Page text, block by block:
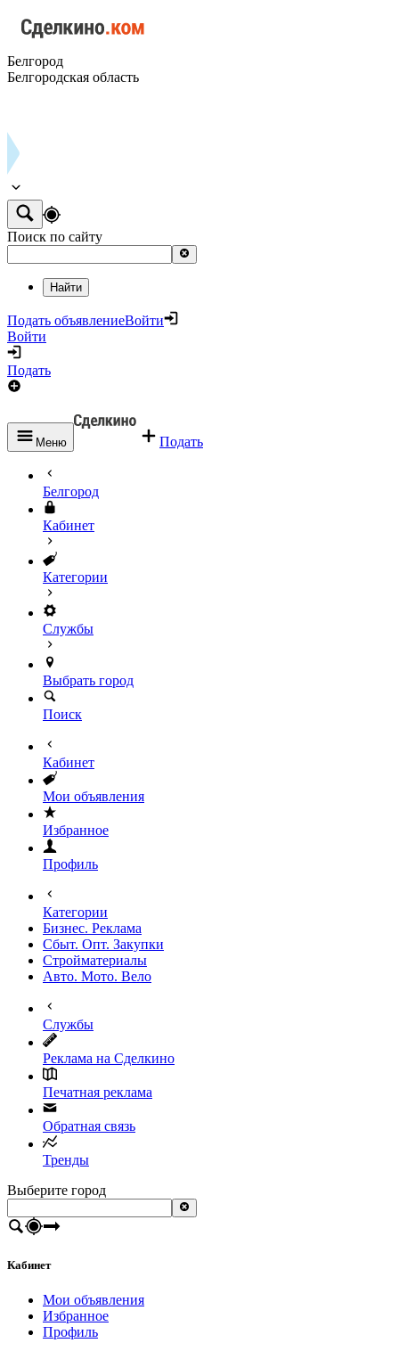
Белгород
Белгородская область
Поиск по сайту
Найти
Подать объявлениеВойти
Войти
Подать
Меню Подать
Белгород
Кабинет
Категории
Службы
Выбрать город
Поиск
Кабинет
Мои объявления
Избранное
Профиль
Категории
Бизнес. Реклама
Сбыт. Опт. Закупки
Стройматериалы
Авто. Мото. Вело
Службы
Реклама на Сделкино
Печатная реклама
Обратная связь
Тренды
Выберите город
Кабинет
Мои объявления
Избранное
Профиль